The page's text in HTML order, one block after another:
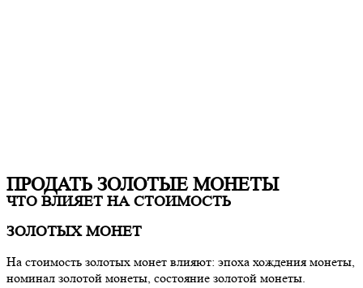
ПРОДАТЬ ЗОЛОТЫЕ МОНЕТЫ
ЧТО ВЛИЯЕТ НА СТОИМОСТЬ
ЗОЛОТЫХ МОНЕТ
На стоимость золотых монет влияют: эпоха хождения монеты,
номинал золотой монеты, состояние золотой монеты.